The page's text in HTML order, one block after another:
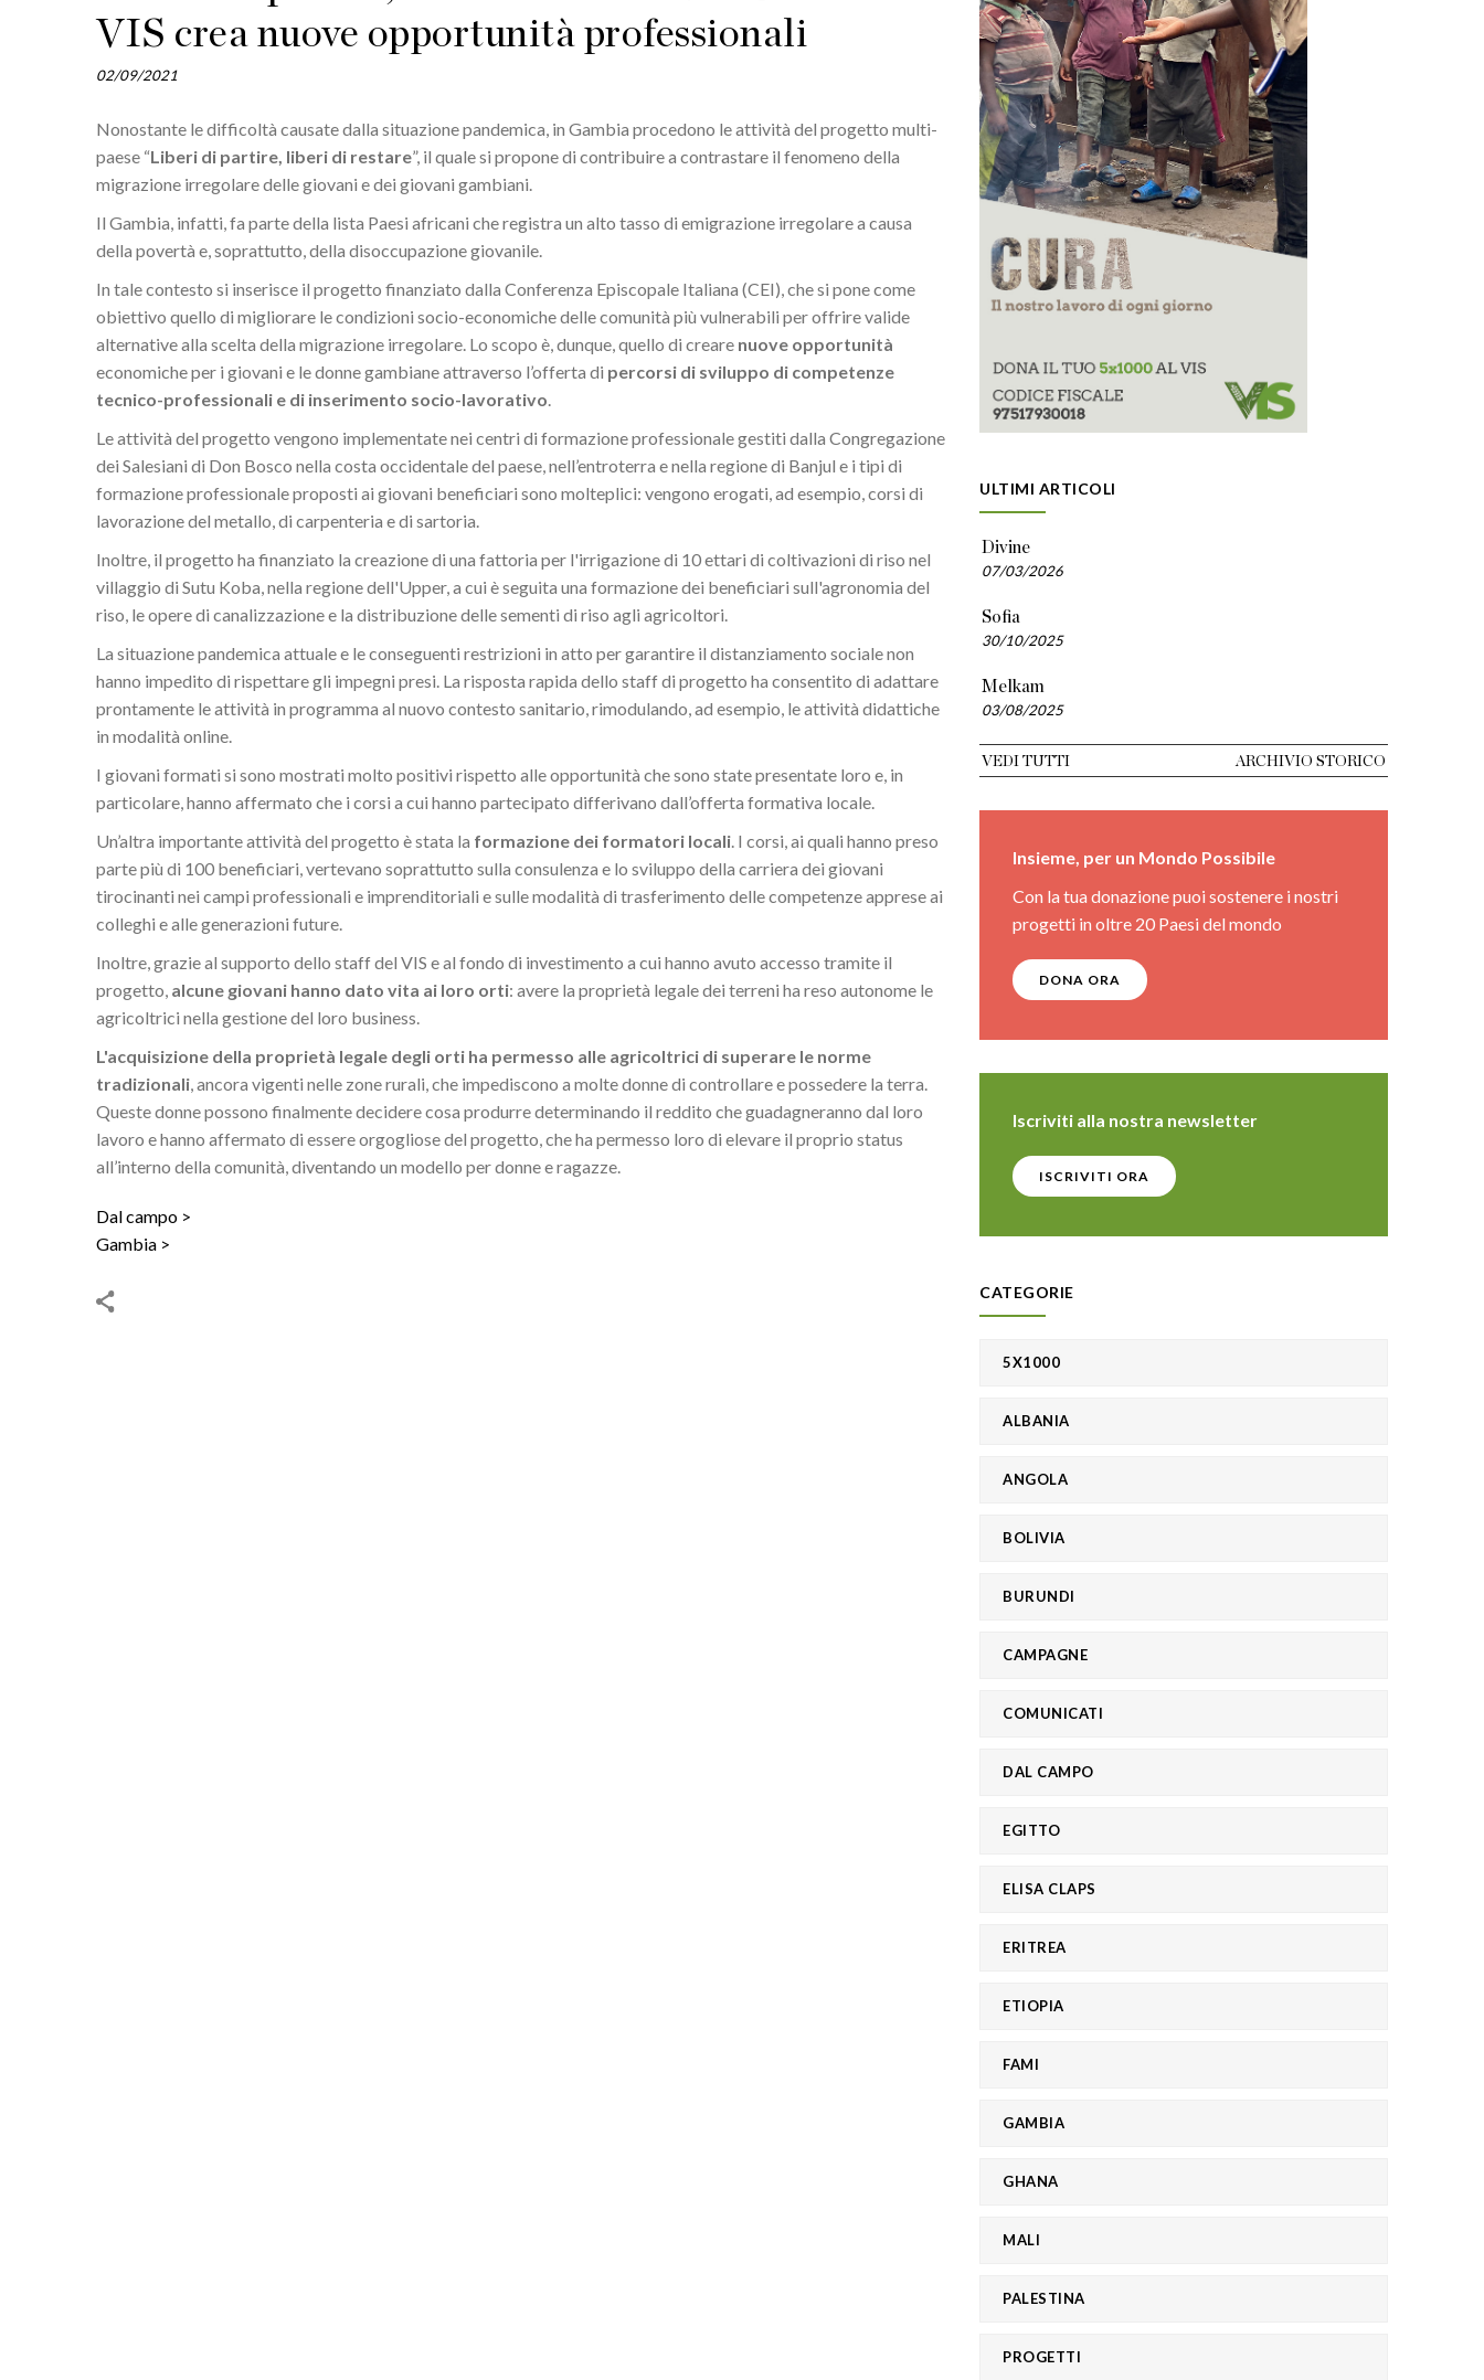
VIS crea nuove opportunità professionali
02/09/2021
Nonostante le difficoltà causate dalla situazione pandemica, in Gambia procedono le attività del progetto multi-
paese “Liberi di partire, liberi di restare”, il quale si propone di contribuire a contrastare il fenomeno della
migrazione irregolare delle giovani e dei giovani gambiani.
Il Gambia, infatti, fa parte della lista Paesi africani che registra un alto tasso di emigrazione irregolare a causa
della povertà e, soprattutto, della disoccupazione giovanile.
In tale contesto si inserisce il progetto finanziato dalla Conferenza Episcopale Italiana (CEI), che si pone come
obiettivo quello di migliorare le condizioni socio-economiche delle comunità più vulnerabili per offrire valide
alternative alla scelta della migrazione irregolare. Lo scopo è, dunque, quello di creare nuove opportunità
economiche per i giovani e le donne gambiane attraverso l’offerta di percorsi di sviluppo di competenze
tecnico-professionali e di inserimento socio-lavorativo.
Le attività del progetto vengono implementate nei centri di formazione professionale gestiti dalla Congregazione
dei Salesiani di Don Bosco nella costa occidentale del paese, nell’entroterra e nella regione di Banjul e i tipi di
formazione professionale proposti ai giovani beneficiari sono molteplici: vengono erogati, ad esempio, corsi di
lavorazione del metallo, di carpenteria e di sartoria.
Inoltre, il progetto ha finanziato la creazione di una fattoria per l'irrigazione di 10 ettari di coltivazioni di riso nel
villaggio di Sutu Koba, nella regione dell'Upper, a cui è seguita una formazione dei beneficiari sull'agronomia del
riso, le opere di canalizzazione e la distribuzione delle sementi di riso agli agricoltori.
La situazione pandemica attuale e le conseguenti restrizioni in atto per garantire il distanziamento sociale non
hanno impedito di rispettare gli impegni presi. La risposta rapida dello staff di progetto ha consentito di adattare
prontamente le attività in programma al nuovo contesto sanitario, rimodulando, ad esempio, le attività didattiche
in modalità online.
I giovani formati si sono mostrati molto positivi rispetto alle opportunità che sono state presentate loro e, in
particolare, hanno affermato che i corsi a cui hanno partecipato differivano dall’offerta formativa locale.
Un’altra importante attività del progetto è stata la formazione dei formatori locali. I corsi, ai quali hanno preso
parte più di 100 beneficiari, vertevano soprattutto sulla consulenza e lo sviluppo della carriera dei giovani
tirocinanti nei campi professionali e imprenditoriali e sulle modalità di trasferimento delle competenze apprese ai
colleghi e alle generazioni future.
Inoltre, grazie al supporto dello staff del VIS e al fondo di investimento a cui hanno avuto accesso tramite il
progetto, alcune giovani hanno dato vita ai loro orti: avere la proprietà legale dei terreni ha reso autonome le
agricoltrici nella gestione del loro business.
L'acquisizione della proprietà legale degli orti ha permesso alle agricoltrici di superare le norme
tradizionali, ancora vigenti nelle zone rurali, che impediscono a molte donne di controllare e possedere la terra.
Queste donne possono finalmente decidere cosa produrre determinando il reddito che guadagneranno dal loro
lavoro e hanno affermato di essere orgogliose del progetto, che ha permesso loro di elevare il proprio status
all’interno della comunità, diventando un modello per donne e ragazze.
Dal campo
Gambia
ULTIMI ARTICOLI
Divine
07/03/2026
Sofia
30/10/2025
Melkam
03/08/2025
VEDI TUTTI ARCHIVIO STORICO
Insieme, per un Mondo Possibile
Con la tua donazione puoi sostenere i nostri
progetti in oltre 20 Paesi del mondo
DONA ORA
Iscriviti alla nostra newsletter
ISCRIVITI ORA
CATEGORIE
5X1000
ALBANIA
ANGOLA
BOLIVIA
BURUNDI
CAMPAGNE
COMUNICATI
DAL CAMPO
EGITTO
ELISA CLAPS
ERITREA
ETIOPIA
FAMI
GAMBIA
GHANA
MALI
PALESTINA
PROGETTI